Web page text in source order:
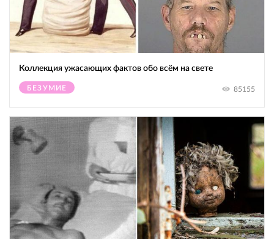
Коллекция ужасающих фактов обо всём на свете
БЕЗУМИЕ 85155